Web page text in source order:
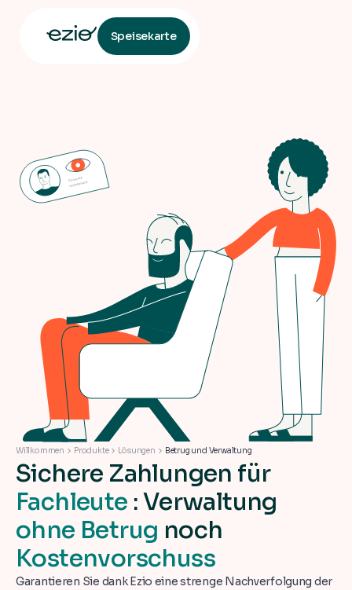
Speisekarte
Willkommen Produkte Lösungen Betrug und Verwaltung
Sichere Zahlungen für
Fachleute : Verwaltung
ohne Betrug noch
Kostenvorschuss
Garantieren Sie dank Ezio eine strenge Nachverfolgung der